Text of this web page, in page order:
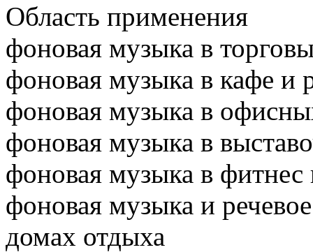
Область применения
фоновая музыка в
фоновая музыка в кафе и
фоновая музыка в
фоновая музыка в
фоновая музыка в фитнес
фоновая музыка и
домах отдыха